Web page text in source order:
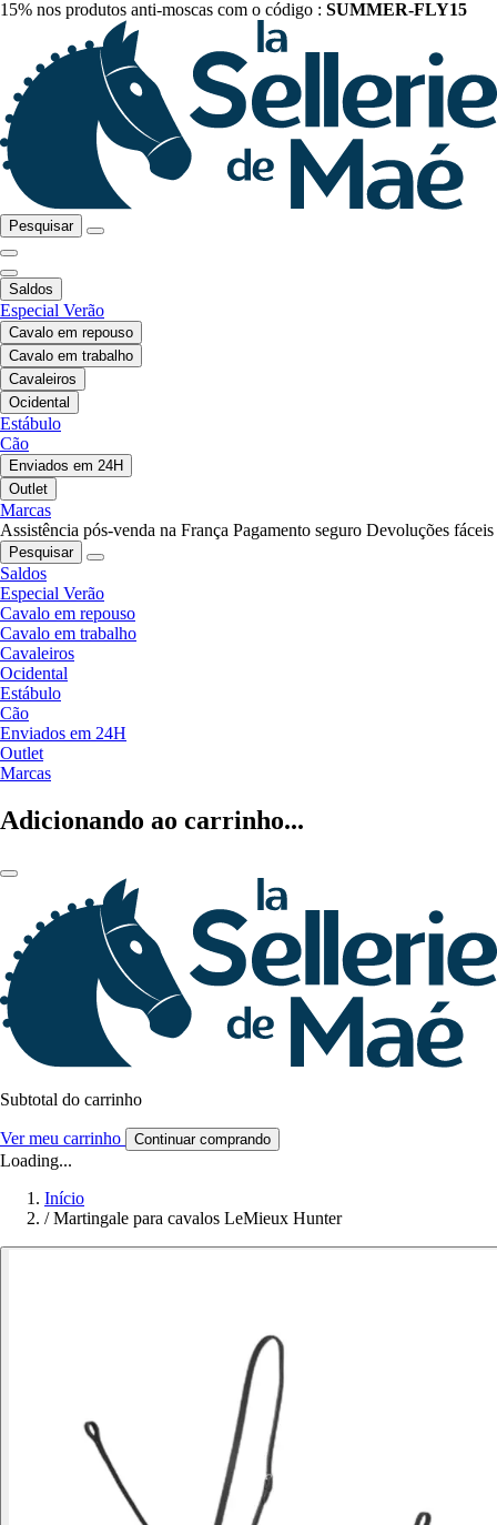
15% nos produtos anti-moscas com o código : SUMMER-FLY15
Pesquisar
Saldos
Especial Verão
Cavalo em repouso
Cavalo em trabalho
Cavaleiros
Ocidental
Estábulo
Cão
Enviados em 24H
Outlet
Marcas
Assistência pós-venda na França Pagamento seguro Devoluções fáceis
Pesquisar
Saldos
Especial Verão
Cavalo em repouso
Cavalo em trabalho
Cavaleiros
Ocidental
Estábulo
Cão
Enviados em 24H
Outlet
Marcas
Adicionando ao carrinho...
Subtotal do carrinho
Ver meu carrinho Continuar comprando
Loading...
Início
/ Martingale para cavalos LeMieux Hunter